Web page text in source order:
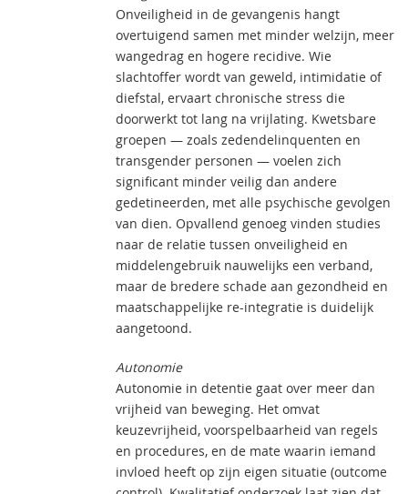
Onveiligheid in de gevangenis hangt
overtuigend samen met minder welzijn, meer
wangedrag en hogere recidive. Wie
slachtoffer wordt van geweld, intimidatie of
diefstal, ervaart chronische stress die
doorwerkt tot lang na vrijlating. Kwetsbare
groepen — zoals zedendelinquenten en
transgender personen — voelen zich
significant minder veilig dan andere
gedetineerden, met alle psychische gevolgen
van dien. Opvallend genoeg vinden studies
naar de relatie tussen onveiligheid en
middelengebruik nauwelijks een verband,
maar de bredere schade aan gezondheid en
maatschappelijke re-integratie is duidelijk
aangetoond.
Autonomie
Autonomie in detentie gaat over meer dan
vrijheid van beweging. Het omvat
keuzevrijheid, voorspelbaarheid van regels
en procedures, en de mate waarin iemand
invloed heeft op zijn eigen situatie (outcome